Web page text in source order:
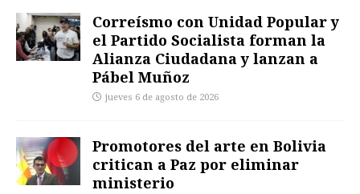
Correísmo con Unidad Popular y
el Partido Socialista forman la
Alianza Ciudadana y lanzan a
Pábel Muñoz
jueves 6 de agosto de 2026
Promotores del arte en Bolivia
critican a Paz por eliminar
ministerio